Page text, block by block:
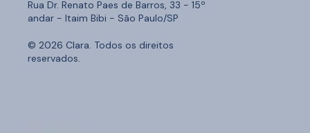
Rua Dr. Renato Paes de Barros, 33 - 15º
andar - Itaim Bibi - São Paulo/SP
© 2026 Clara. Todos os direitos
reservados.